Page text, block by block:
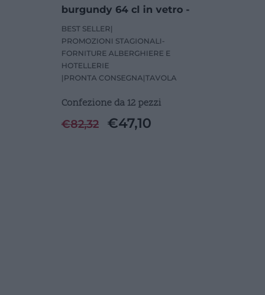
burgundy 64 cl in vetro -
12 Pezzi
BEST SELLER|
PROMOZIONI STAGIONALI-
FORNITURE ALBERGHIERE E
HOTELLERIE
| PRONTA CONSEGNA|TAVOLA
Confezione da 12 pezzi
€82,32 €47,10